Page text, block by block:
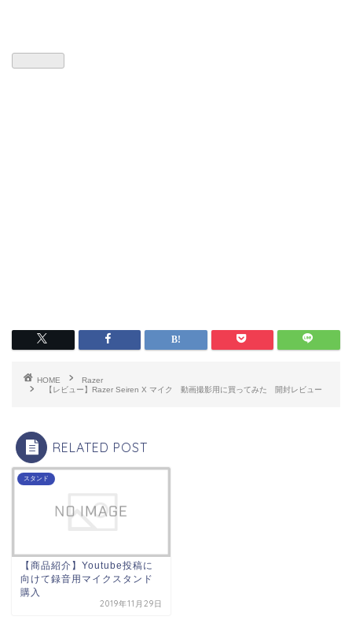
HOME
Razer
【レビュー】Razer Seiren X マイク 動画撮影用に買ってみた 開封レビュー
RELATED POST
スタンド
【商品紹介】Youtube投稿に
向けて録音用マイクスタンド
購入
2019年11月29日